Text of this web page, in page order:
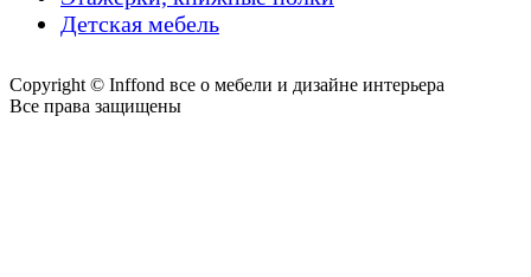
Детская мебель
Copyright © Inffond все о мебели и дизайне интерьера
Все права защищены